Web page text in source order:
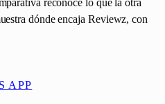
reconoce lo que la otra
dónde encaja Reviewz, con
APP